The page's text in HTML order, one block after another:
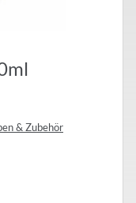
& Zubehör